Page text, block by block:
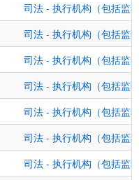
司法 - 执行机构（包括监
司法 - 执行机构（包括监
司法 - 执行机构（包括监
司法 - 执行机构（包括监
司法 - 执行机构（包括监
司法 - 执行机构（包括监
司法 - 执行机构（包括监